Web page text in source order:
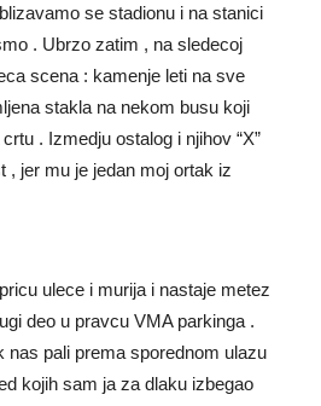
se stadionu i na stanici
. Ubrzo zatim , na sledecoj
scena : kamenje leti na sve
stakla na nekom busu koji
. Izmedju ostalog i njihov “X”
, jer mu je jedan moj ortak iz
ulece i murija i nastaje metez
deo u pravcu VMA parkinga .
nas pali prema sporednom ulazu
kojih sam ja za dlaku izbegao